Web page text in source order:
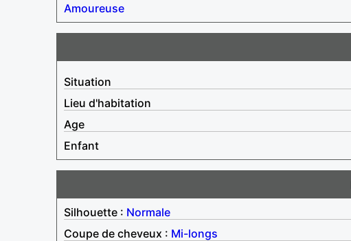
Amoureuse
Situation
Lieu d'habitation
Age
Enfant
Silhouette : Normale
Coupe de cheveux : Mi-longs